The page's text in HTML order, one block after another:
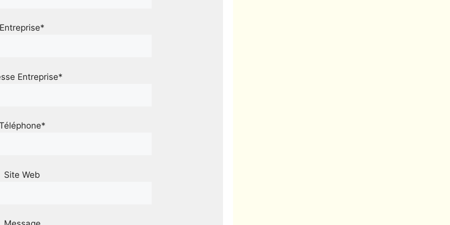
Entreprise*
Entreprise*
Site Web